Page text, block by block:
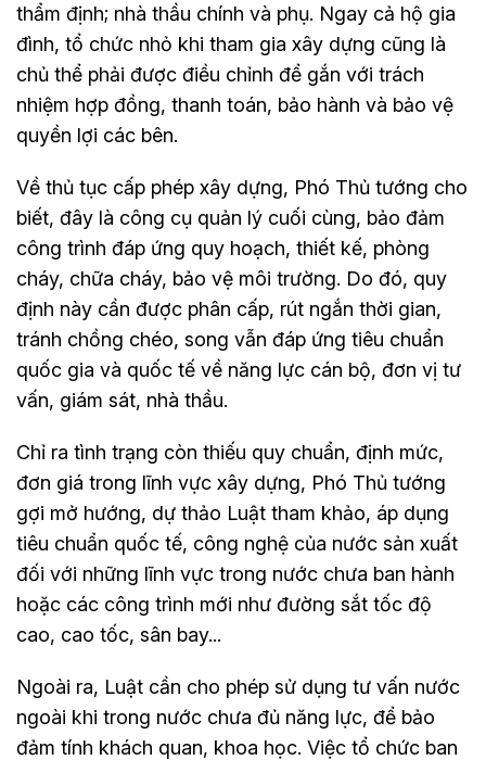
thẩm định; nhà thầu chính và phụ. Ngay cả hộ gia
đình, tổ chức nhỏ khi tham gia xây dựng cũng là
chủ thể phải được điều chỉnh để gắn với trách
nhiệm hợp đồng, thanh toán, bảo hành và bảo vệ
quyền lợi các bên.
Về thủ tục cấp phép xây dựng, Phó Thủ tướng cho
biết, đây là công cụ quản lý cuối cùng, bảo đảm
công trình đáp ứng quy hoạch, thiết kế, phòng
cháy, chữa cháy, bảo vệ môi trường. Do đó, quy
định này cần được phân cấp, rút ngắn thời gian,
tránh chồng chéo, song vẫn đáp ứng tiêu chuẩn
quốc gia và quốc tế về năng lực cán bộ, đơn vị tư
vấn, giám sát, nhà thầu.
Chỉ ra tình trạng còn thiếu quy chuẩn, định mức,
đơn giá trong lĩnh vực xây dựng, Phó Thủ tướng
gợi mở hướng, dự thảo Luật tham khảo, áp dụng
tiêu chuẩn quốc tế, công nghệ của nước sản xuất
đối với những lĩnh vực trong nước chưa ban hành
hoặc các công trình mới như đường sắt tốc độ
cao, cao tốc, sân bay...
Ngoài ra, Luật cần cho phép sử dụng tư vấn nước
ngoài khi trong nước chưa đủ năng lực, để bảo
đảm tính khách quan, khoa học. Việc tổ chức ban